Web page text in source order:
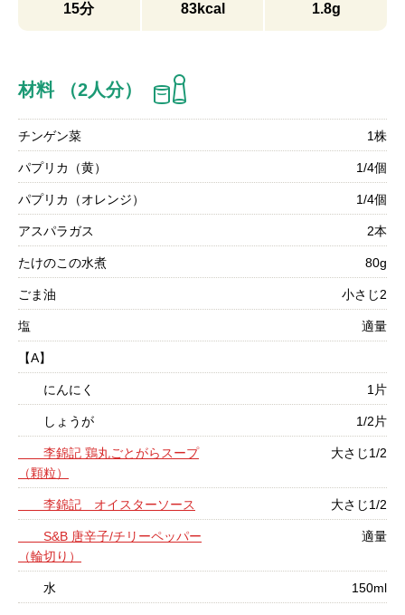
15分 83kcal 1.8g
材料 （2人分）
チンゲン菜 1株
パプリカ（黄） 1/4個
パプリカ（オレンジ） 1/4個
アスパラガス 2本
たけのこの水煮 80g
ごま油 小さじ2
塩 適量
【A】
にんにく 1片
しょうが 1/2片
李錦記 鶏丸ごとがらスープ
（顆粒）
大さじ1/2
李錦記 オイスターソース 大さじ1/2
S&B 唐辛子/チリーペッパー
（輪切り）
適量
水 150ml